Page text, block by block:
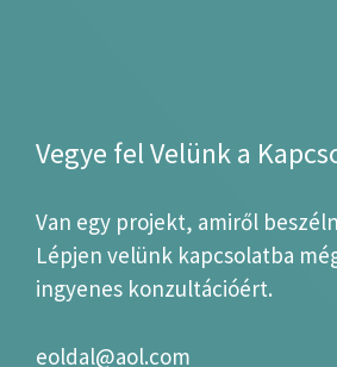
Vegye fel Velünk a
Van egy projekt, amiről
Lépjen velünk kapcsolatba
ingyenes konzultációért.
eoldal@aol.com